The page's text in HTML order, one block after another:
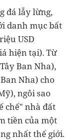
đá lẫy lừng,
danh mục bất
USD
hiện tại). Từ
Ban Nha),
Nha) cho
ngôi sao
chế" nhà đất
tiền của một
nhất thế giới.